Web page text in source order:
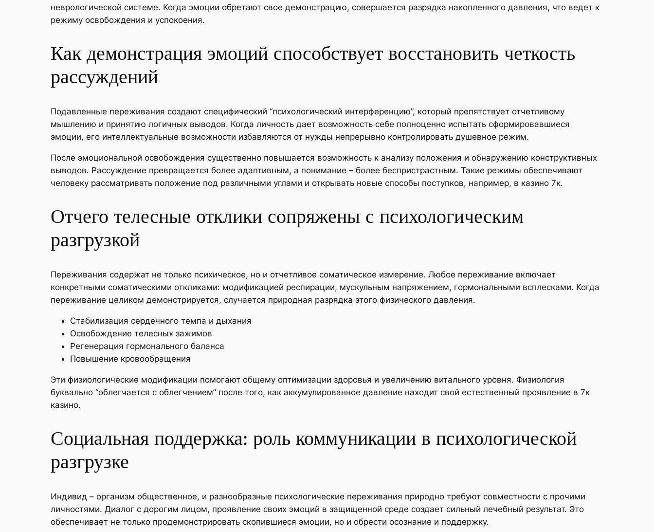
неврологической системе. Когда эмоции обретают свое демонстрацию, совершается разрядка накопленного давления, что ведет к
режиму освобождения и успокоения.
Как демонстрация эмоций способствует восстановить четкость
рассуждений
Подавленные переживания создают специфический “психологический интерференцию”, который препятствует отчетливому
мышлению и принятию логичных выводов. Когда личность дает возможность себе полноценно испытать сформировавшиеся
эмоции, его интеллектуальные возможности избавляются от нужды непрерывно контролировать душевное режим.
После эмоциональной освобождения существенно повышается возможность к анализу положения и обнаружению конструктивных
выводов. Рассуждение превращается более адаптивным, а понимание – более беспристрастным. Такие режимы обеспечивают
человеку рассматривать положение под различными углами и открывать новые способы поступков, например, в казино 7к.
Отчего телесные отклики сопряжены с психологическим
разгрузкой
Переживания содержат не только психическое, но и отчетливое соматическое измерение. Любое переживание включает
конкретными соматическими откликами: модификацией респирации, мускульным напряжением, гормональными всплесками. Когда
переживание целиком демонстрируется, случается природная разрядка этого физического давления.
Стабилизация сердечного темпа и дыхания
Освобождение телесных зажимов
Регенерация гормонального баланса
Повышение кровообращения
Эти физиологические модификации помогают общему оптимизации здоровья и увеличению витального уровня. Физиология
буквально “облегчается с облегчением” после того, как аккумулированное давление находит свой естественный проявление в 7к
казино.
Социальная поддержка: роль коммуникации в психологической
разгрузке
Индивид – организм общественное, и разнообразные психологические переживания природно требуют совместности с прочими
личностями. Диалог с дорогим лицом, проявление своих эмоций в защищенной среде создает сильный лечебный результат. Это
обеспечивает не только продемонстрировать скопившиеся эмоции, но и обрести осознание и поддержку.